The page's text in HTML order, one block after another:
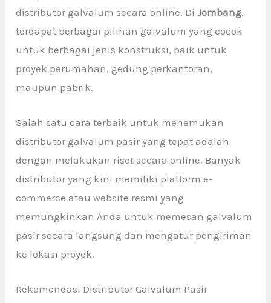
distributor galvalum secara online. DiJombang,
terdapat berbagai pilihan galvalum yang cocok
untuk berbagai jenis konstruksi, baik untuk
proyek perumahan, gedung perkantoran,
maupun pabrik.
Salah satu cara terbaik untuk menemukan
distributor galvalum pasir yang tepat adalah
dengan melakukan riset secara online. Banyak
distributor yang kini memiliki platform e-
commerce atau website resmi yang
memungkinkan Anda untuk memesan galvalum
pasir secara langsung dan mengatur pengiriman
ke lokasi proyek.
Rekomendasi Distributor Galvalum Pasir